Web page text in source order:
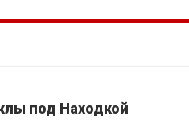
под Находкой